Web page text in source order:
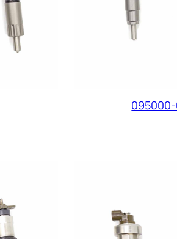
095000-